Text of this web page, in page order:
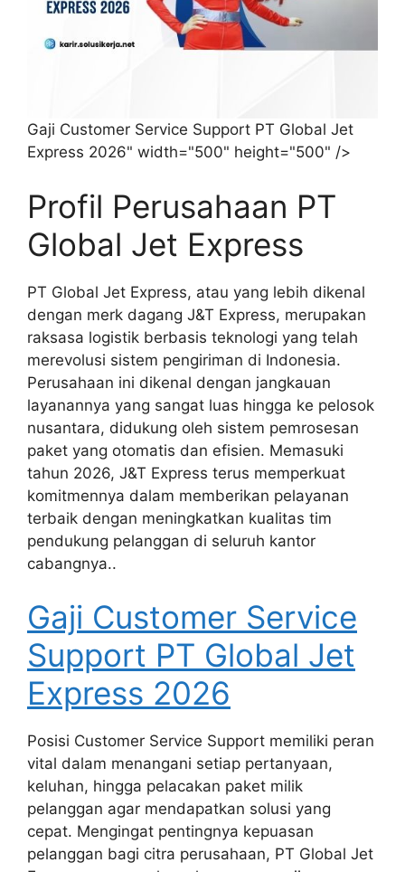
Gaji Customer Service Support PT Global Jet
Express 2026" width="500" height="500" />
Profil Perusahaan PT
Global Jet Express
PT Global Jet Express, atau yang lebih dikenal
dengan merk dagang J&T Express, merupakan
raksasa logistik berbasis teknologi yang telah
merevolusi sistem pengiriman di Indonesia.
Perusahaan ini dikenal dengan jangkauan
layanannya yang sangat luas hingga ke pelosok
nusantara, didukung oleh sistem pemrosesan
paket yang otomatis dan efisien. Memasuki
tahun 2026, J&T Express terus memperkuat
komitmennya dalam memberikan pelayanan
terbaik dengan meningkatkan kualitas tim
pendukung pelanggan di seluruh kantor
cabangnya..
Gaji Customer Service
Support PT Global Jet
Express 2026
Posisi Customer Service Support memiliki peran
vital dalam menangani setiap pertanyaan,
keluhan, hingga pelacakan paket milik
pelanggan agar mendapatkan solusi yang
cepat. Mengingat pentingnya kepuasan
pelanggan bagi citra perusahaan, PT Global Jet